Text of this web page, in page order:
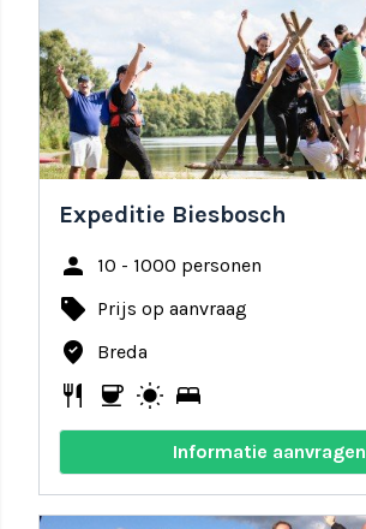
Expeditie Biesbosch
person 10 - 1000 personen
local_offer Prijs op aanvraag
where_to_vote Breda
restaurant coffee wb_sunny bed
Informatie aanvragen